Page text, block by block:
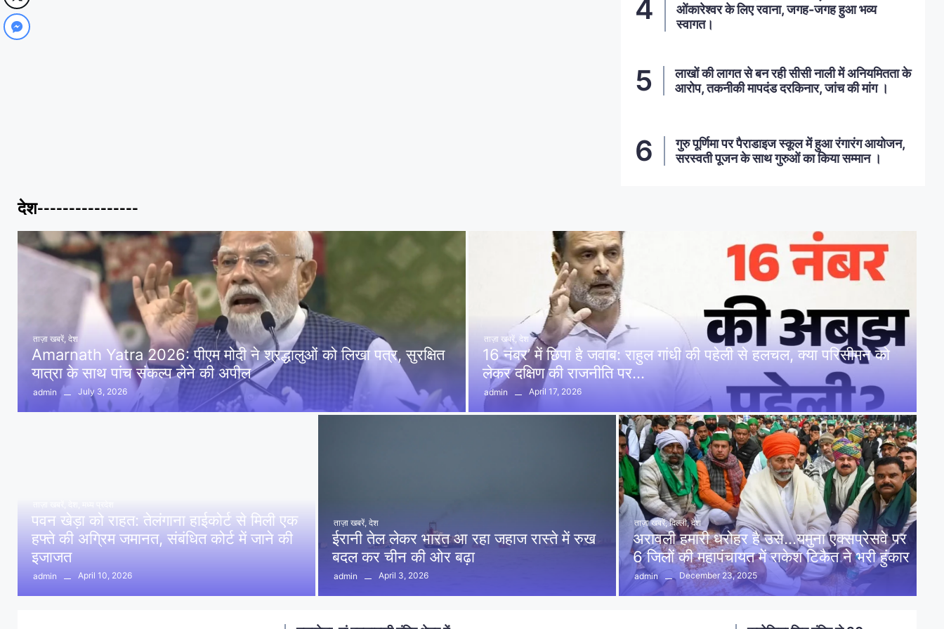
ओंकारेश्वर के लिए रवाना, जगह-जगह हुआ भव्य
स्वागत।
लाखों की लागत से बन रही सीसी नाली में अनियमितता के
आरोप, तकनीकी मापदंड दरकिनार, जांच की मांग ।
गुरु पूर्णिमा पर पैराडाइज स्कूल में हुआ रंगारंग आयोजन,
सरस्वती पूजन के साथ गुरुओं का किया सम्मान ।
देश----------------
ताज़ा खबरें देश
Amarnath Yatra 2026: पीएम मोदी ने श्रद्धालुओं को लिखा पत्र, सुरक्षित
यात्रा के साथ पांच संकल्प लेने की अपील
admin July 3, 2026
ताज़ा खबरें देश
16 नंबर’ में छिपा है जवाब: राहुल गांधी की पहेली से हलचल, क्या परिसीमन को
लेकर दक्षिण की राजनीति पर…
admin April 17, 2026
पवन खेड़ा को राहत: तेलंगाना हाईकोर्ट से मिली एक
हफ्ते की अग्रिम जमानत, संबंधित कोर्ट में जाने की
इजाजत
admin April 10, 2026
ताज़ा खबरें, देश
ईरानी तेल लेकर भारत आ रहा जहाज रास्ते में रुख
बदल कर चीन की ओर बढ़ा
admin April 3, 2026
ताज़ा खबरें, दिल्ली, देश
अरावली हमारी धरोहर है उसे…यमुना एक्सप्रेसवे पर
6 जिलों की महापंचायत में राकेश टिकैत ने भरी हुंकार
admin December 23, 2025